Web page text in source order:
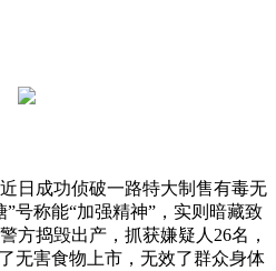
成功侦破一路特大制售有毒无
号称能“加强精神”，实则暗藏致
方捣毁出产，抓获嫌疑人26名，
无害食物上市，无效了群众身体